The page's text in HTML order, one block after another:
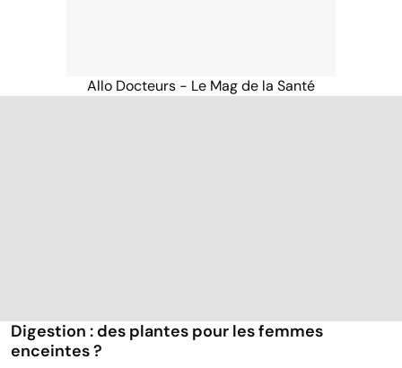
Allo Docteurs - Le Mag de la Santé
Digestion : des plantes pour les femmes
enceintes ?